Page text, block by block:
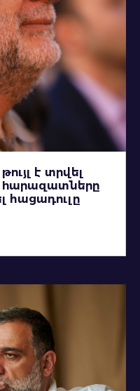
է տրվել
hարազատները
հացադուլը